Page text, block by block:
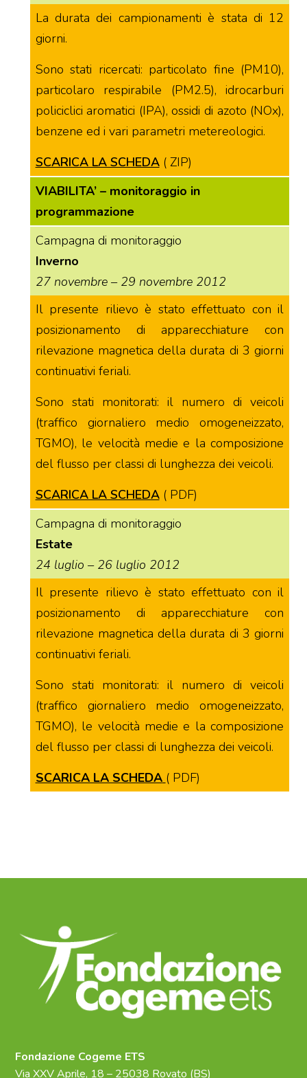
La durata dei campionamenti è stata di 12
giorni.
Sono stati ricercati: particolato fine (PM10),
particolaro respirabile (PM2.5), idrocarburi
policiclici aromatici (IPA), ossidi di azoto (NOx),
benzene ed i vari parametri metereologici.
SCARICA LA SCHEDA ( ZIP)
VIABILITA’ – monitoraggio in
programmazione
Campagna di monitoraggio
Inverno
27 novembre – 29 novembre 2012
Il presente rilievo è stato effettuato con il
posizionamento di apparecchiature con
rilevazione magnetica della durata di 3 giorni
continuativi feriali.
Sono stati monitorati: il numero di veicoli
(traffico giornaliero medio omogeneizzato,
TGMO), le velocità medie e la composizione
del flusso per classi di lunghezza dei veicoli.
SCARICA LA SCHEDA( PDF)
Campagna di monitoraggio
Estate
24 luglio – 26 luglio 2012
Il presente rilievo è stato effettuato con il
posizionamento di apparecchiature con
rilevazione magnetica della durata di 3 giorni
continuativi feriali.
Sono stati monitorati: il numero di veicoli
(traffico giornaliero medio omogeneizzato,
TGMO), le velocità medie e la composizione
del flusso per classi di lunghezza dei veicoli.
SCARICA LA SCHEDA ( PDF)
Fondazione Cogeme ETS
Via XXV Aprile, 18 – 25038 Rovato (BS)